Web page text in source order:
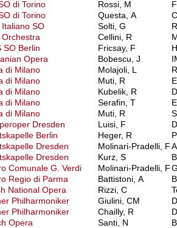
di Torino
Rossi, M
di Torino
Questa, A
Italiano SO
Solti, G
Orchestra
Cellini, R
SO Berlin
Fricsay, F
Opera
Bobescu, J
di Milano
Molajoli, L
di Milano
Muti, R
di Milano
Kubelik, R
di Milano
Serafin, T
di Milano
Muti, R
Dresden
Luisi, F
Berlin
Heger, R
Dresden
Molinari-Pradelli, F
Dresden
Kurz, S
Comunale G. Verdi
Molinari-Pradelli, F
Regio di Parma
Battistoni, A
National Opera
Rizzi, C
Philharmoniker
Giulini, CM
Philharmoniker
Chailly, R
Opera
Santi, N